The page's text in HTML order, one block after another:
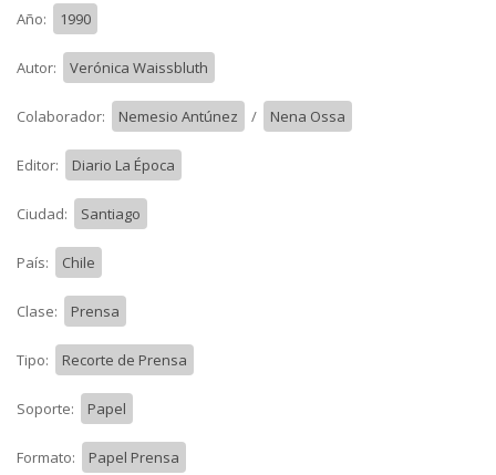
Año: 1990
Autor: Verónica Waissbluth
Colaborador: Nemesio Antúnez / Nena Ossa
Editor: Diario La Época
Ciudad: Santiago
País: Chile
Clase: Prensa
Tipo: Recorte de Prensa
Soporte: Papel
Formato: Papel Prensa